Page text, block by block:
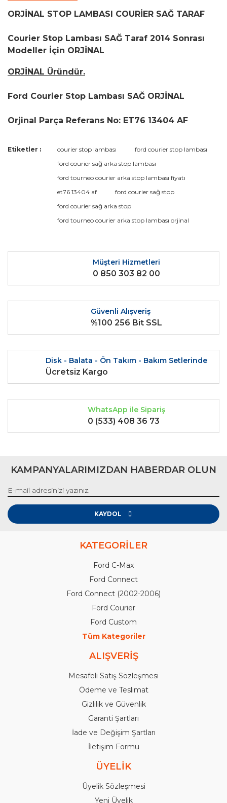
ORJİNAL STOP LAMBASI COURİER SAĞ TARAF
Courier Stop Lambası SAĞ Taraf 2014 Sonrası
Modeller İçin ORJİNAL
ORJİNAL Üründür.
Ford Courier Stop Lambası SAĞ ORJİNAL
Orjinal Parça Referans No: ET76 13404 AF
Bu ürüne ilk yorumu siz yapın!
Yorum Yaz
Bu ürünün fiyat bilgisi, resim, ürün açıklamalarında ve diğer
kullanarak tarafımıza iletebilirsiniz.
Görüş ve önerileriniz için teşekkür ederiz.
Ürün resmi kalitesiz, bozuk veya görüntülenemiyor.
Bu ürüne benzer farklı alternatifler olmalı.
Gönder
Etiketler : courier stop lambası
ford courier stop lambası
ford courier sağ arka stop lambası
ford tourneo courier arka stop lambası fiyatı
et76 13404 af
ford courier sağ stop
ford courier sağ arka stop
ford tourneo courier arka stop lambası orjinal
Müşteri Hizmetleri
0 850 303 82 00
Güvenli Alışveriş
%100 256 Bit SSL
Disk - Balata - Ön Takım - Bakım Setlerinde
Ücretsiz Kargo
WhatsApp ile Sipariş
0 (533) 408 36 73
KAMPANYALARIMIZDAN HABERDAR OLUN
KAYDOL
KATEGORİLER
Ford C-Max
Ford Connect
Ford Connect (2002-2006)
Ford Courier
Ford Custom
Tüm Kategoriler
ALIŞVERİŞ
Mesafeli Satış Sözleşmesi
Ödeme ve Teslimat
Gizlilik ve Güvenlik
Garanti Şartları
İade ve Değişim Şartları
İletişim Formu
ÜYELİK
Üyelik Sözleşmesi
Yeni Üyelik